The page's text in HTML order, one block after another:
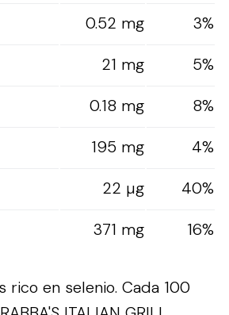
0.52 mg
3%
21 mg
5%
0.18 mg
8%
195 mg
4%
22 µg
40%
371 mg 16%
rico en selenio. Cada 100